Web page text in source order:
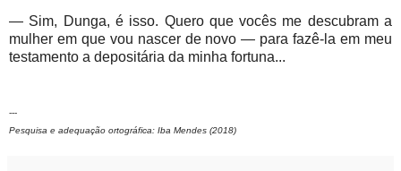
— Sim, Dunga, é isso. Quero que vocês me descubram a
mulher em que vou nascer de novo — para fazê-la em meu
testamento a depositária da minha fortuna...
---
Pesquisa e adequação ortográfica: Iba Mendes (2018)